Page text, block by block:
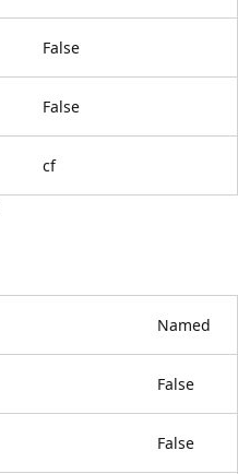
False
False
cf
Named
False
False